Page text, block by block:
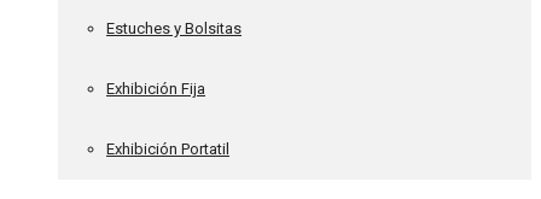
Estuches y Bolsitas
Exhibición Fija
Exhibición Portatil